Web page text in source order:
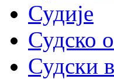
Судије
Судско
Судски